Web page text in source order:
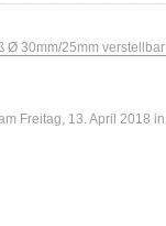
Ø 30mm/25mm
Freitag, 13. April 2018